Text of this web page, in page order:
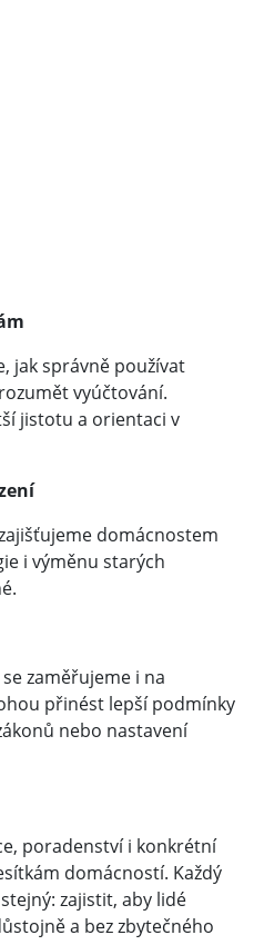
jak správně používat
vyúčtování.
jistotu a orientaci v
domácnostem
i výměnu starých
zaměřujeme i na
přinést lepší podmínky
nebo nastavení
poradenství i konkrétní
domácností. Každý
zajistit, aby lidé
a bez zbytečného